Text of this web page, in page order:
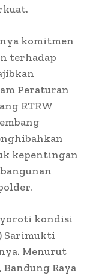
komitmen
terhadap
Peraturan
RTRW
kepentingan
kondisi
Sarimukti
Menurut
Raya